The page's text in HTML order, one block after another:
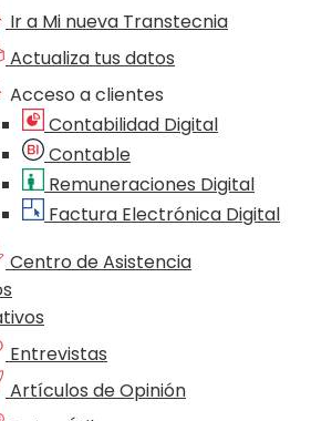
Ir a Mi nueva Transtecnia
Actualiza tus datos
Acceso a clientes
Contabilidad Digital
Contable
Remuneraciones Digital
Factura Electrónica Digital
Centro de Asistencia
Entrevistas
Artículos de Opinión